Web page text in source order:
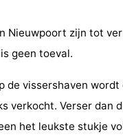
Nieuwpoort zijn tot
geen toeval.
de vissershaven wordt
verkocht. Verser dan
het leukste stukje